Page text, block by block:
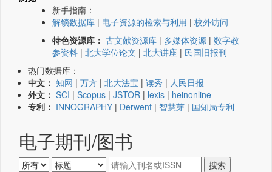
新手指南：
解锁数据库 | 电子资源的检索与利用 | 校外访问
特色资源库： 古文献资源库 | 多媒体资源 | 数字教
参资料 | 北大学位论文 | 北大讲座 | 民国旧报刊
热门数据库：
中文： 知网 | 万方 | 北大法宝 | 读秀 | 人民日报
外文： SCI | Scopus | JSTOR | lexis | heinonline
专利： INNOGRAPHY | Derwent | 智慧芽 | 国知局专利
电子期刊/图书